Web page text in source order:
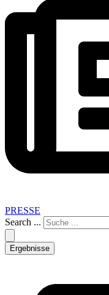
PRESSE
Search ...
Ergebnisse